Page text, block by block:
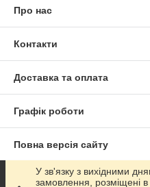
Про нас
Контакти
Доставка та оплата
Графік роботи
Повна версія сайту
Сайт створено на
У зв'язку з вихідними
замовлення, розміщені в